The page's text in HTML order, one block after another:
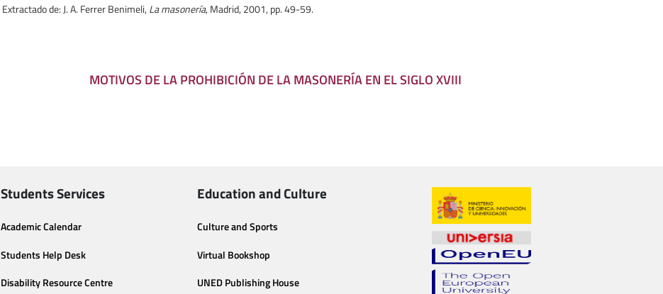
Extractado de: J. A. Ferrer Benimeli, La masonería, Madrid, 2001, pp. 49-59.
MOTIVOS DE LA PROHIBICIÓN DE LA MASONERÍA EN EL SIGLO XVIII
Students Services
Academic Calendar
Students Help Desk
Disability Resource Centre
Education and Culture
Culture and Sports
Virtual Bookshop
UNED Publishing House